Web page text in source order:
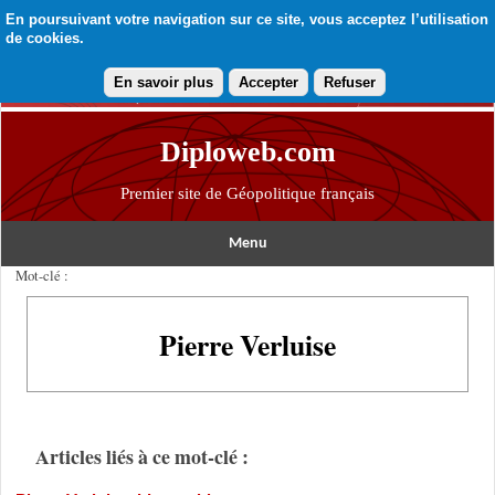
En poursuivant votre navigation sur ce site, vous acceptez l’utilisation
de cookies.
En savoir plus Accepter Refuser
Diploweb.com
Premier site de Géopolitique français
Menu
Mot-clé :
Pierre Verluise
Articles liés à ce mot-clé :